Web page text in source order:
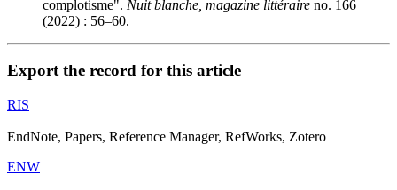
complotisme". Nuit blanche, magazine littéraire no. 166
(2022) : 56–60.
Export the record for this article
RIS
EndNote, Papers, Reference Manager, RefWorks, Zotero
ENW